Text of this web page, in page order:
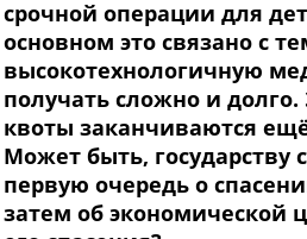
срочной операции для
основном это связано с
высокотехнологичную
получать сложно и долго.
квоты заканчиваются
Может быть, государству
первую очередь о
затем об экономической